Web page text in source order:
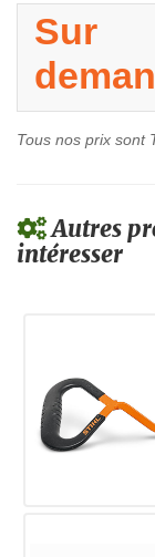
Sur
Tous nos prix sont
Autres
intéresser